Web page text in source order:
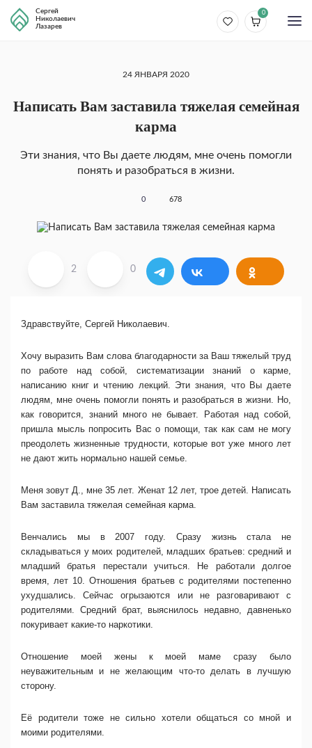
Сергей
Николаевич
Лазарев
0
24 ЯНВАРЯ 2020
Написать Вам заставила тяжелая семейная
карма
Эти знания, что Вы даете людям, мне очень помогли
понять и разобраться в жизни.
0 678
2 0
Здравствуйте, Сергей Николаевич.
Хочу выразить Вам слова благодарности за Ваш тяжелый труд
по работе над собой, систематизации знаний о карме,
написанию книг и чтению лекций. Эти знания, что Вы даете
людям, мне очень помогли понять и разобраться в жизни. Но,
как говорится, знаний много не бывает. Работая над собой,
пришла мысль попросить Вас о помощи, так как сам не могу
преодолеть жизненные трудности, которые вот уже много лет
не дают жить нормально нашей семье.
Меня зовут Д., мне 35 лет. Женат 12 лет, трое детей. Написать
Вам заставила тяжелая семейная карма.
Венчались мы в 2007 году. Сразу жизнь стала не
складываться у моих родителей, младших братьев: средний и
младший братья перестали учиться. Не работали долгое
время, лет 10. Отношения братьев с родителями постепенно
ухудшались. Сейчас огрызаются или не разговаривают с
родителями. Средний брат, выяснилось недавно, давненько
покуривает какие-то наркотики.
Отношение моей жены к моей маме сразу было
неуважительным и не желающим что-то делать в лучшую
сторону.
Её родители тоже не сильно хотели общаться со мной и
моими родителями.